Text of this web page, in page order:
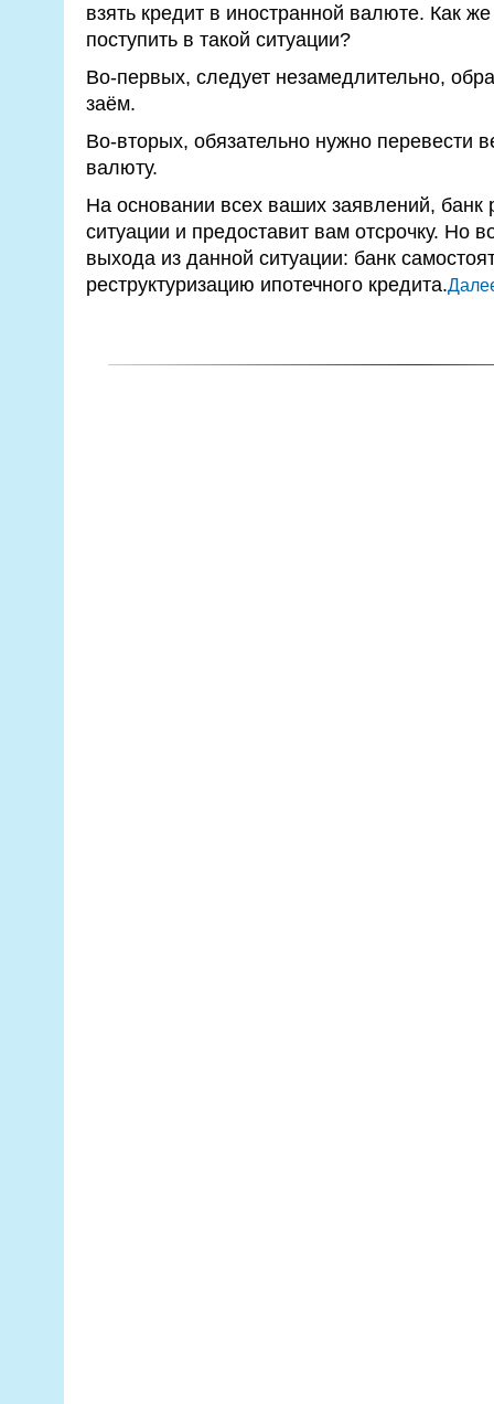
взять кредит в иностранной валюте. Как
поступить в такой ситуации?
Во-первых, следует незамедлительно,
заём.
Во-вторых, обязательно нужно перевести
валюту.
На основании всех ваших заявлений,
ситуации и предоставит вам отсрочку. Но
выхода из данной ситуации: банк
реструктуризацию ипотечного кредита.